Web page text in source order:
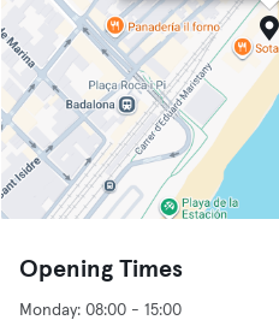
Opening Times
Monday: 08:00 - 15:00